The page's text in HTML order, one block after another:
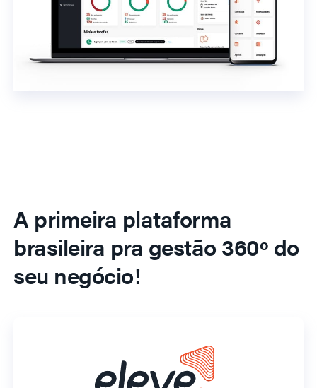
A primeira plataforma
brasileira pra gestão 360º do
seu negócio!